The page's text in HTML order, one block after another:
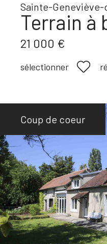
Sainte-Geneviève-
Terrain à
21 000 €
sélectionner
Coup de coeur